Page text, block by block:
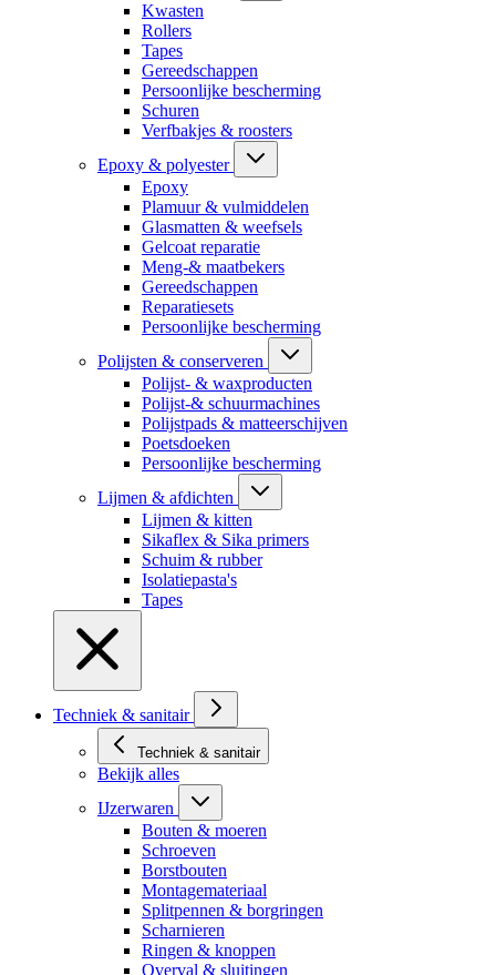
Kwasten
Rollers
Tapes
Gereedschappen
Persoonlijke bescherming
Schuren
Verfbakjes & roosters
Epoxy & polyester
Epoxy
Plamuur & vulmiddelen
Glasmatten & weefsels
Gelcoat reparatie
Meng-& maatbekers
Gereedschappen
Reparatiesets
Persoonlijke bescherming
Polijsten & conserveren
Polijst- & waxproducten
Polijst-& schuurmachines
Polijstpads & matteerschijven
Poetsdoeken
Persoonlijke bescherming
Lijmen & afdichten
Lijmen & kitten
Sikaflex & Sika primers
Schuim & rubber
Isolatiepasta's
Tapes
Techniek & sanitair
Techniek & sanitair
Bekijk alles
IJzerwaren
Bouten & moeren
Schroeven
Borstbouten
Montagemateriaal
Splitpennen & borgringen
Scharnieren
Ringen & knoppen
Overval & sluitingen